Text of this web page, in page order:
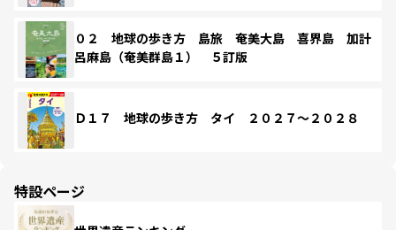
０２ 地球の歩き方 島旅 奄美大島 喜界島 加計
呂麻島（奄美群島１） ５訂版
Ｄ１７ 地球の歩き方 タイ ２０２７～２０２８
特設ページ